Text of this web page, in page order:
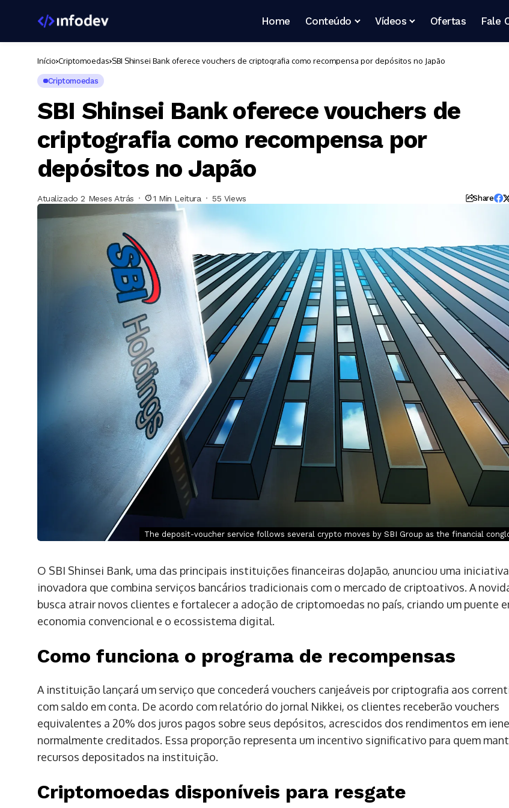
Home Conteúdo Vídeos Ofertas Fale
Início Criptomoedas SBI Shinsei Bank oferece vouchers de criptografia como recompensa por depósitos no Japão
Criptomoedas
SBI Shinsei Bank oferece vouchers de
criptografia como recompensa por
depósitos no Japão
Atualizado 2 Meses Atrás 1 Min Leitura 55 Views Share
The deposit-voucher service follows several crypto moves by SBI Group as the financial
O SBI Shinsei Bank, uma das principais instituições financeiras doJapão, anunciou uma iniciativa
inovadora que combina serviços bancários tradicionais com o mercado de criptoativos. A
busca atrair novos clientes e fortalecer a adoção de criptomoedas no país, criando um puente
economia convencional e o ecossistema digital.
Como funciona o programa de recompensas
A instituição lançará um serviço que concederá vouchers canjeáveis por criptografia aos
com saldo em conta. De acordo com relatório do jornal Nikkei, os clientes receberão vouchers
equivalentes a 20% dos juros pagos sobre seus depósitos, acrescidos dos rendimentos em iene
normalmente creditados. Essa proporção representa um incentivo significativo para quem
recursos depositados na instituição.
Criptomoedas disponíveis para resgate